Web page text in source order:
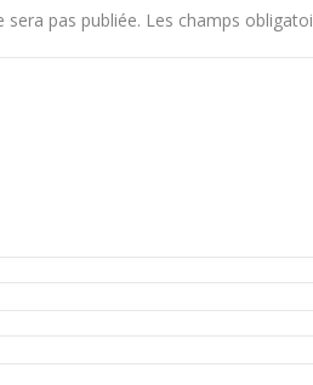
sera pas publiée. Les champs